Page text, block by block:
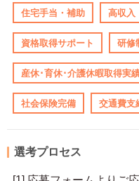
住宅手当・補助 高収入
資格取得サポート 研修
産休･育休･介護休暇取得実
社会保険完備 交通費支
選考プロセス